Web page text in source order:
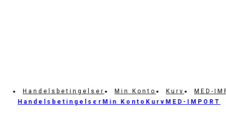
Handelsbetingelser Min Konto Kurv
MED-
Handelsbetingelser Min Konto Kurv MED-IMPORT